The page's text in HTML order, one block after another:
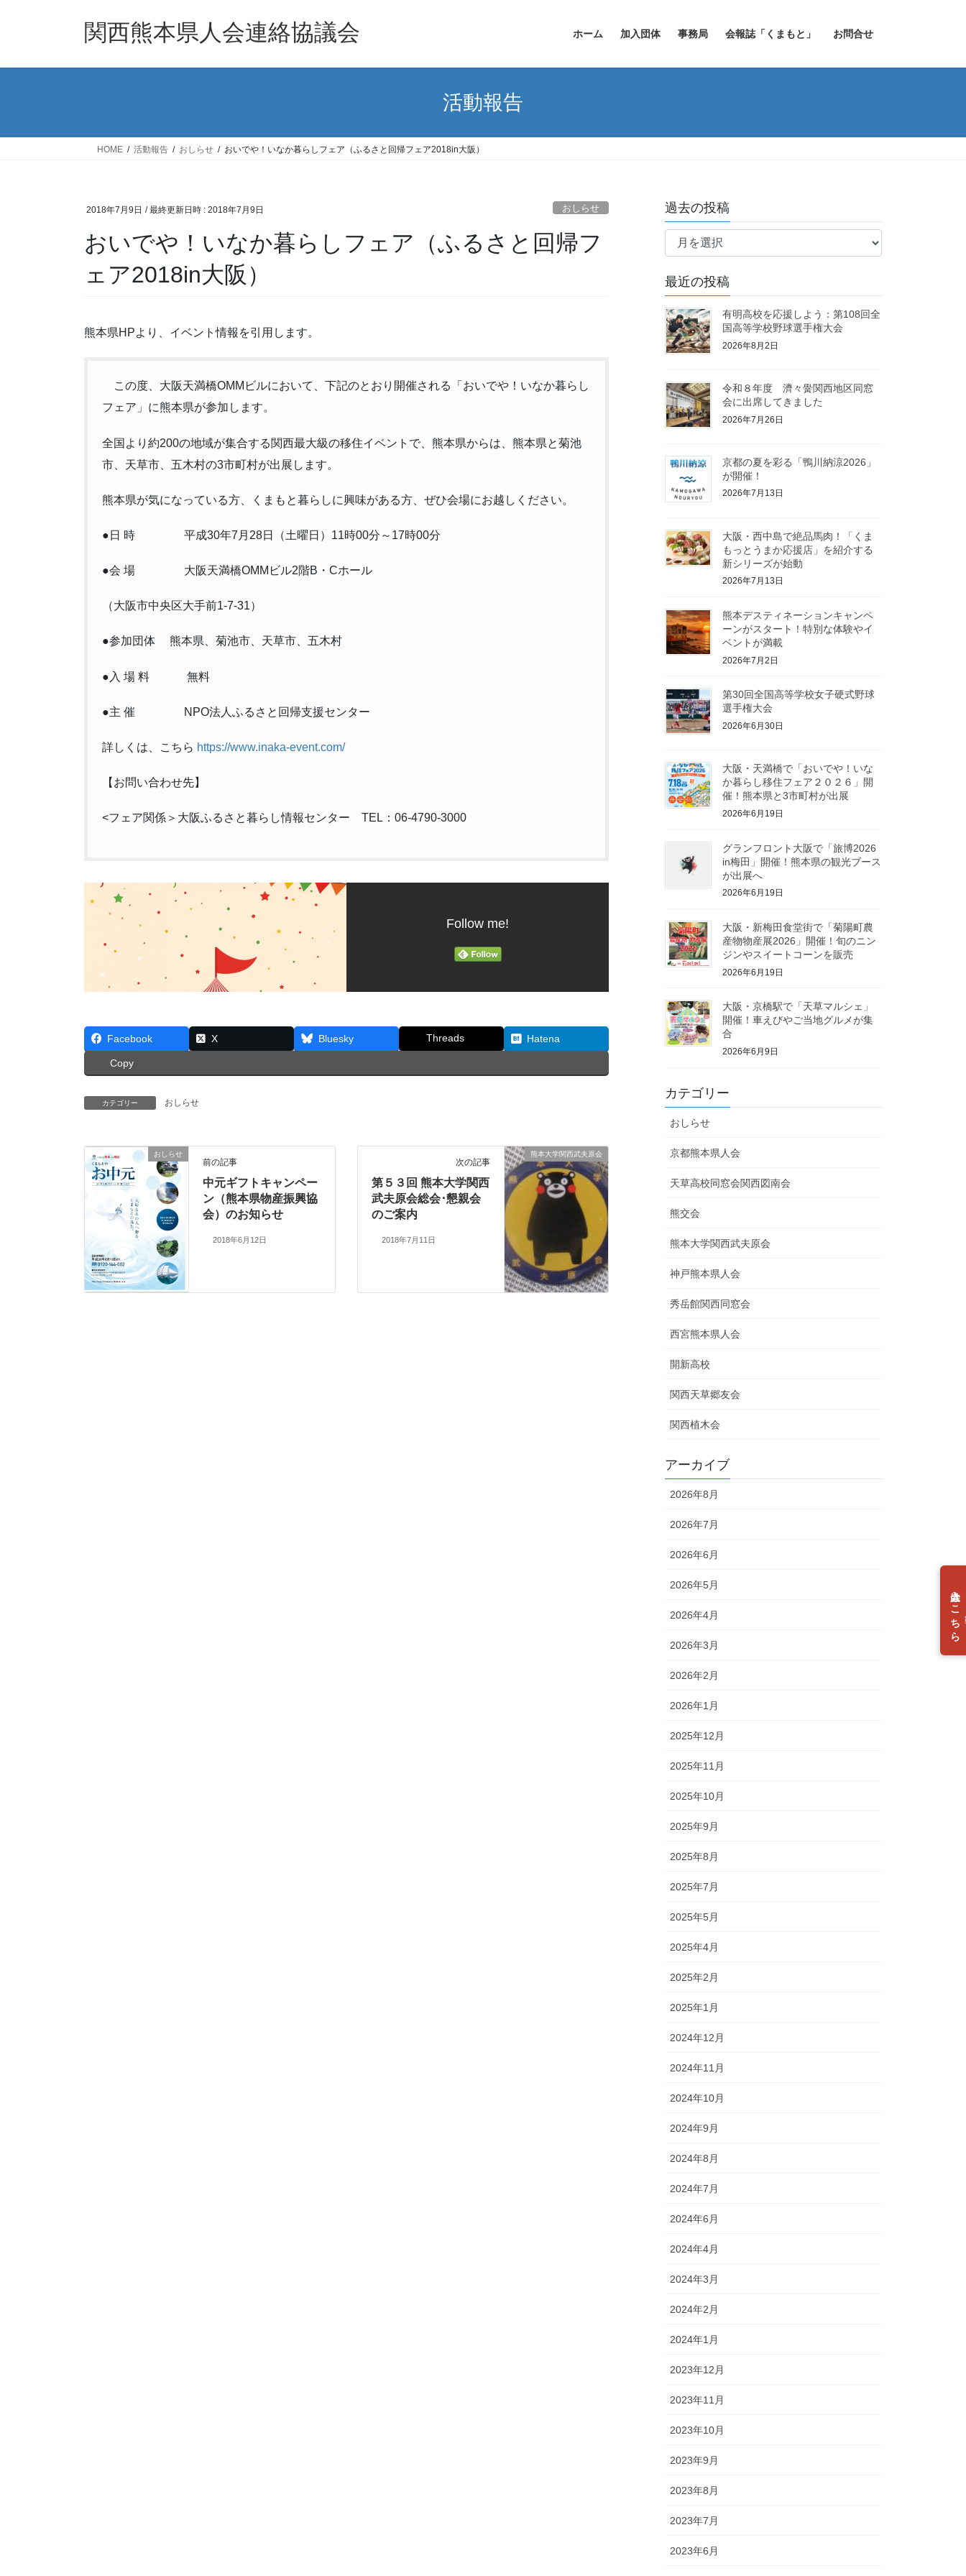
関西熊本県人会連絡協議会 ホーム 加入団体 事務局 会報誌「くまもと」 お問合せ
活動報告
HOME 活動報告 おしらせ おいでや！いなか暮らしフェア（ふるさと回帰フェア2018in大阪）
2018年7月9日 / 最終更新日時 : 2018年7月9日 おしらせ
おいでや！いなか暮らしフェア（ふるさと回帰フ
ェア2018in大阪）
熊本県HPより、イベント情報を引用します。
この度、大阪天満橋OMMビルにおいて、下記のとおり開催される「おいでや！いなか暮らし
フェア」に熊本県が参加します。
全国より約200の地域が集合する関西最大級の移住イベントで、熊本県からは、熊本県と菊池
市、天草市、五木村の3市町村が出展します。
熊本県が気になっている方、くまもと暮らしに興味がある方、ぜひ会場にお越しください。
●日 時 平成30年7月28日（土曜日）11時00分～17時00分
●会 場 大阪天満橋OMMビル2階B・Cホール
（大阪市中央区大手前1-7-31）
●参加団体 熊本県、菊池市、天草市、五木村
●入 場 料 無料
●主 催 NPO法人ふるさと回帰支援センター
詳しくは、こちら https://www.inaka-event.com/
【お問い合わせ先】
<フェア関係＞大阪ふるさと暮らし情報センター TEL：06-4790-3000
Follow me!
Facebook X Bluesky Threads Hatena
Copy
カテゴリー おしらせ
おしらせ
前の記事
中元ギフトキャンペー
ン（熊本県物産振興協
会）のお知らせ
2018年6月12日
熊本大学関西武夫原会
次の記事
第５３回 熊本大学関西
武夫原会総会･懇親会
のご案内
2018年7月11日
過去の投稿
過
投
稿
最近の投稿
有明高校を応援しよう：第108回全
国高等学校野球選手権大会
2026年8月2日
令和８年度 濟々黌関西地区同窓
会に出席してきました
2026年7月26日
京都の夏を彩る「鴨川納涼2026」
が開催！
2026年7月13日
大阪・西中島で絶品馬肉！「くま
もっとうまか応援店」を紹介する
新シリーズが始動
2026年7月13日
熊本デスティネーションキャンペ
ーンがスタート！特別な体験やイ
ベントが満載
2026年7月2日
第30回全国高等学校女子硬式野球
選手権大会
2026年6月30日
大阪・天満橋で「おいでや！いな
か暮らし移住フェア２０２６」開
催！熊本県と3市町村が出展
2026年6月19日
グランフロント大阪で「旅博2026
in梅田」開催！熊本県の観光ブース
が出展へ
2026年6月19日
大阪・新梅田食堂街で「菊陽町農
産物物産展2026」開催！旬のニン
ジンやスイートコーンを販売
2026年6月19日
大阪・京橋駅で「天草マルシェ」
開催！車えびやご当地グルメが集
合
2026年6月9日
カテゴリー
おしらせ
京都熊本県人会
天草高校同窓会関西図南会
熊交会
熊本大学関西武夫原会
神戸熊本県人会
秀岳館関西同窓会
西宮熊本県人会
開新高校
関西天草郷友会
関西植木会
アーカイブ
2026年8月
2026年7月
2026年6月
2026年5月
2026年4月
2026年3月
2026年2月
2026年1月
2025年12月
2025年11月
2025年10月
2025年9月
2025年8月
2025年7月
2025年5月
2025年4月
2025年2月
2025年1月
2024年12月
2024年11月
2024年10月
2024年9月
2024年8月
2024年7月
2024年6月
2024年4月
2024年3月
2024年2月
2024年1月
2023年12月
2023年11月
2023年10月
2023年9月
2023年8月
2023年7月
2023年6月
入会はこちら